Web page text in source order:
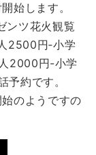
始します。
ンツ花火観覧
2500円‐小学
2000円-小学
約です。
のようですの